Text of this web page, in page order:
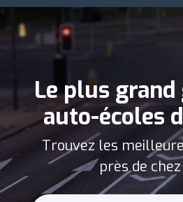
Le plus grand
auto-écoles
Trouvez les
près de